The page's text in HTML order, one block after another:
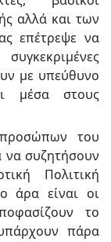
αλλά και των
επέτρεψε να
με υπεύθυνο
μέσα στους
του
να συζητήσουν
Πολιτική
άρα είναι οι
το
πάρα